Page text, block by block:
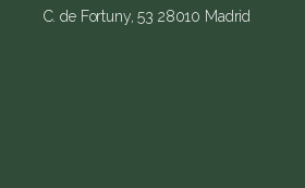
C. de Fortuny, 53 28010 Madrid